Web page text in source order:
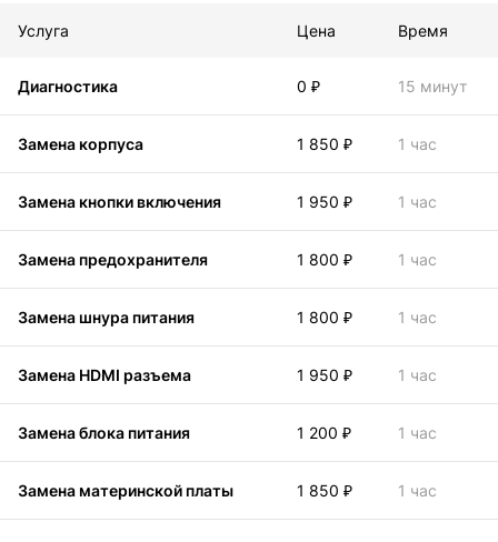
Услуга Цена Время
Диагностика 0 ₽ 15 минут
Замена корпуса 1 850 ₽ 1 час
Замена кнопки включения 1 950 ₽ 1 час
Замена предохранителя 1 800 ₽ 1 час
Замена шнура питания 1 800 ₽ 1 час
Замена HDMI разъема 1 950 ₽ 1 час
Замена блока питания 1 200 ₽ 1 час
Замена материнской платы 1 850 ₽ 1 час